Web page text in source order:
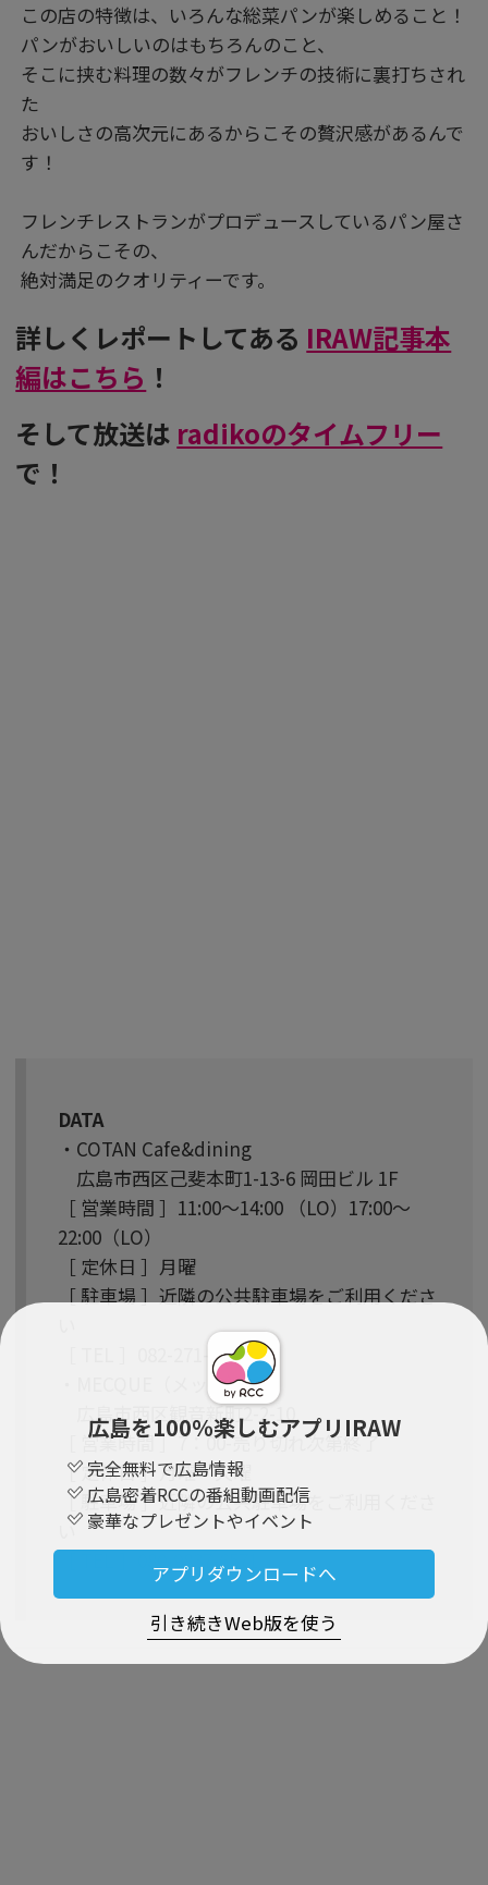
広島を100％楽しむアプリIRAW
完全無料で広島情報
広島密着RCCの番組動画配信
豪華なプレゼントやイベント
アプリダウンロードへ
引き続きWeb版を使う
この店の特徴は、いろんな総菜パンが楽しめること！
パンがおいしいのはもちろんのこと、
そこに挟む料理の数々がフレンチの技術に裏打ちされ
た
おいしさの高次元にあるからこその贅沢感があるんで
す！
フレンチレストランがプロデュースしているパン屋さ
んだからこその、
絶対満足のクオリティーです。
詳しくレポートしてある IRAW記事本
編はこちら ！
そして放送は radikoのタイムフリー
で！
DATA
・COTAN Cafe&dining
広島市西区己斐本町1-13-6 岡田ビル 1F
［ 営業時間 ］11:00～14:00 （LO）17:00～
22:00（LO）
［ 定休日 ］月曜
［ 駐車場 ］近隣の公共駐車場をご利用くださ
［ TEL ］082-271-1447
・MECQUE（メック）
広島市西区観音新町2-2-10
［ 営業時間 ］7：00-売り切れ次第終了
［ 定休日 ］月曜・火曜
［ 駐車場 ］近隣の公共駐車場をご利用くださ
い
［ TEL ］080-9837-6571